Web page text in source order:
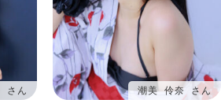
さん 潮美 伶奈 さん